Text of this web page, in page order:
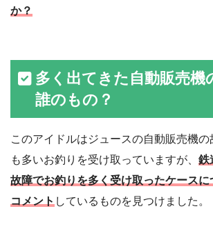
か？
多く出てきた自動販売機
誰のもの？
このアイドルはジュースの自動販売機の
も多いお釣りを受け取っていますが、 鉄
故障でお釣りを多く受け取ったケース
コメント しているものを見つけました。